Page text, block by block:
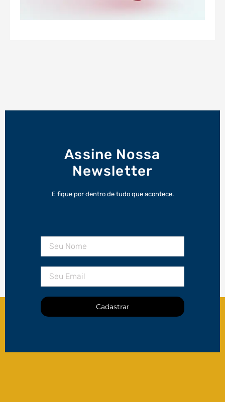
Assine Nossa
Newsletter
E fique por dentro de tudo que acontece.
Cadastrar